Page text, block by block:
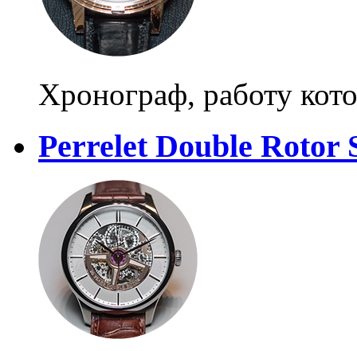
Хронограф, работу
Perrelet Double Rotor